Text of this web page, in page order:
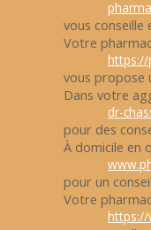
vous conseille
Votre
https://
vous propose
Dans votre
dr-
pour des
À domicile en
pour un
Votre
https://